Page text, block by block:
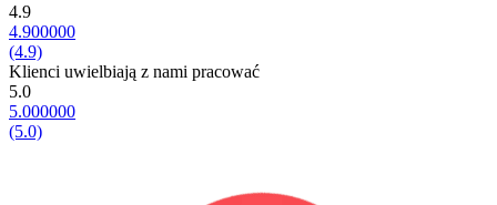
4.9
4.900000
(4.9)
Klienci uwielbiają z nami pracować
5.0
5.000000
(5.0)